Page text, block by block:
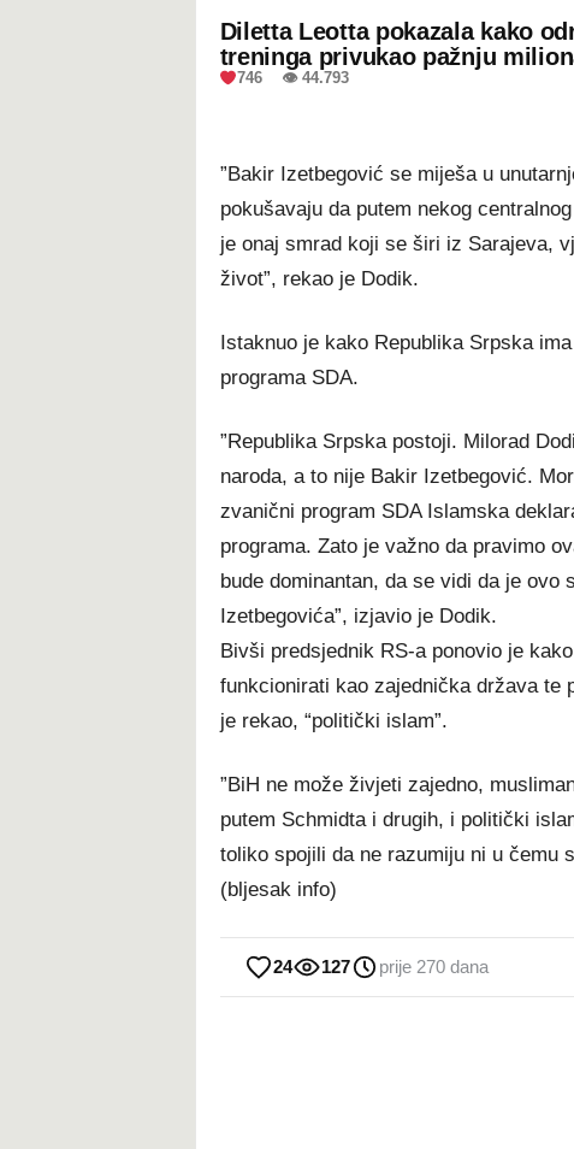
Diletta Leotta pokazala kako
treninga privukao pažnju
746 👁 44.793
”Bakir Izetbegović se miješa u
pokušavaju da putem nekog
je onaj smrad koji se širi iz Sarajeva,
život”, rekao je Dodik.
Istaknuo je kako Republika Srpska
programa SDA.
”Republika Srpska postoji. Milorad
naroda, a to nije Bakir Izetbegović.
zvanični program SDA Islamska
programa. Zato je važno da pravimo
bude dominantan, da se vidi da je
Izetbegovića”, izjavio je Dodik.
Bivši predsjednik RS-a ponovio je
funkcionirati kao zajednička država te
je rekao, “politički islam”.
”BiH ne može živjeti zajedno,
putem Schmidta i drugih, i politički
toliko spojili da ne razumiju ni u čemu
(bljesak info)
24 127 prije 270 dana